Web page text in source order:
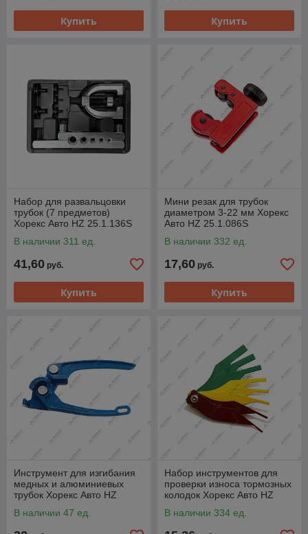
Купить Купить
Набор для развальцовки
трубок (7 предметов)
Хорекс Авто HZ 25.1.136S
В наличии 311 ед.
41,60 руб.
Купить
Мини резак для трубок
диаметром 3-22 мм Хорекс
Авто HZ 25.1.086S
В наличии 332 ед.
17,60 руб.
Купить
Инструмент для изгибания
медных и алюминиевых
трубок Хорекс Авто HZ
В наличии 47 ед.
Набор инструментов для
проверки износа тормозных
колодок Хорекс Авто HZ
В наличии 334 ед.